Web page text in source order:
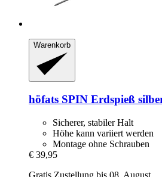
Warenkorb
höfats SPIN Erdspieß
Sicherer, stabiler Halt
Höhe kann variiert werden
Montage ohne Schrauben
€ 39,95
Gratis Zustellung bis 08. August